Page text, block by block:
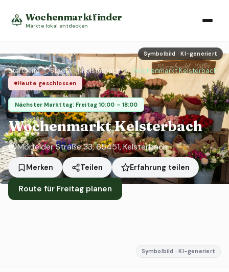
Wochenmarktfinder
Märkte lokal entdecken
Symbolbild · KI-generiert
Startseite › Städte › Kelsterbach › Wochenmarkt Kelsterbach
Heute geschlossen
Nächster Markttag: Freitag 10:00 – 18:00
Wochenmarkt Kelsterbach
Mörfelder Straße 33, 65451, Kelsterbach
Merken Teilen Erfahrung teilen
Route für Freitag planen
Symbolbild · KI-generiert